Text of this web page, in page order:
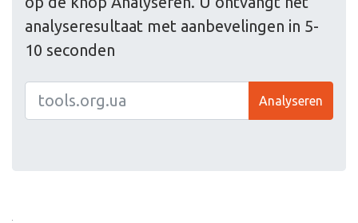
analyseresultaat met aanbevelingen in 5-
10 seconden
Analyseren